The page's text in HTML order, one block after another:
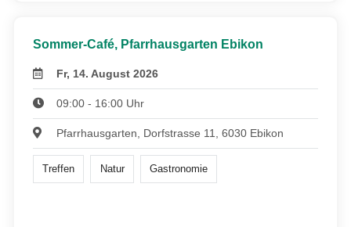
Sommer-Café, Pfarrhausgarten Ebikon
Fr, 14. August 2026
09:00 - 16:00 Uhr
Pfarrhausgarten, Dorfstrasse 11, 6030 Ebikon
Treffen Natur Gastronomie